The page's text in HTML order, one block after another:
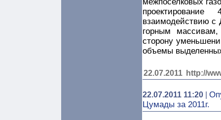
взаимодействию с
горным
сторону
объемы
22.07.2011 http://
22.07.2011 11:20
Цумады за 2011г.